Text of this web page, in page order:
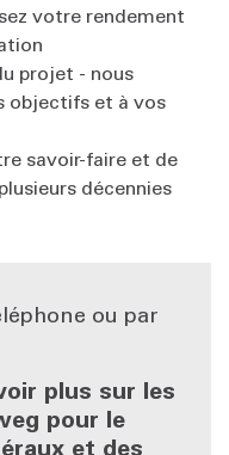
votre rendement
projet - nous
objectifs et à vos
savoir-faire et de
décennies
ou par
plus sur les
pour le
et des